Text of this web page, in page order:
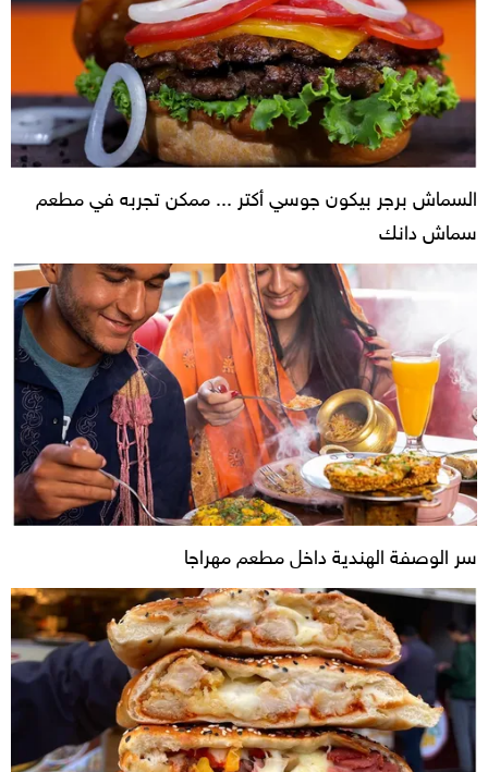
السماش برجر بيكون جوسي أكتر ... ممكن تجربه في مطعم
سماش دانك
سر الوصفة الهندية داخل مطعم مهراجا